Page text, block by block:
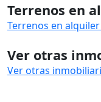
Terrenos en
Terrenos en
Ver otras
Ver otras